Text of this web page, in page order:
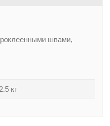
швами,
2.5 кг